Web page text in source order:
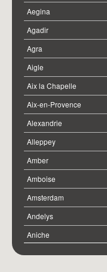
Aegina
Agadir
Agra
Aigle
Aix la Chapelle
Aix-en-Provence
Alexandrie
Alleppey
Amber
Amboise
Amsterdam
Andelys
Aniche
Annemasse